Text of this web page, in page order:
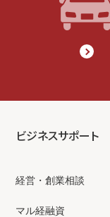
ビジネスサポート
経営・創業相談
マル経融資